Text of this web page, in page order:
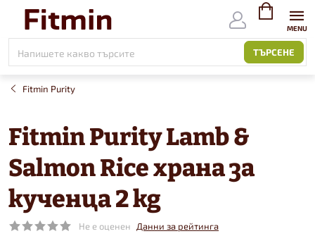
съдържанието
ТЪРСЕНЕ
ВИЖ
Fitmin Purity
Fitmin Purity Lamb &
Salmon Rice храна за
кученца 2 kg
Не е оценен
Данни за рейтинга